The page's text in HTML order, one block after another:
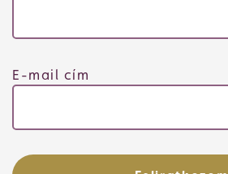
E-mail cím